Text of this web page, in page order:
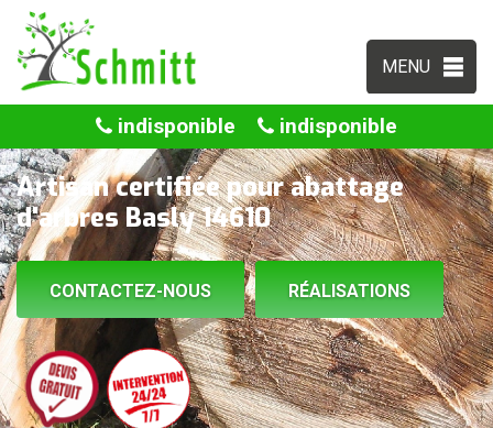
MENU
indisponible indisponible
Artisan certifiée pour abattage
d'arbres Basly 14610
CONTACTEZ-NOUS RÉALISATIONS